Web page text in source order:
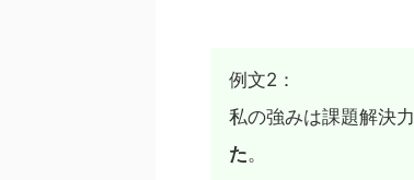
例文2：
私の強みは課題解決力
た。